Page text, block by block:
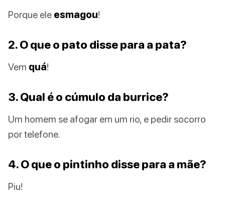
Porque ele esmagou!
2. O que o pato disse para a pata?
Vem quá!
3. Qual é o cúmulo da burrice?
Um homem se afogar em um rio, e pedir socorro
por telefone.
4. O que o pintinho disse para a mãe?
Piu!